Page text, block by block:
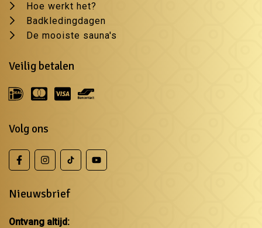
Hoe werkt het?
Badkledingdagen
De mooiste sauna's
Veilig betalen
Volg ons
Nieuwsbrief
Ontvang altijd: